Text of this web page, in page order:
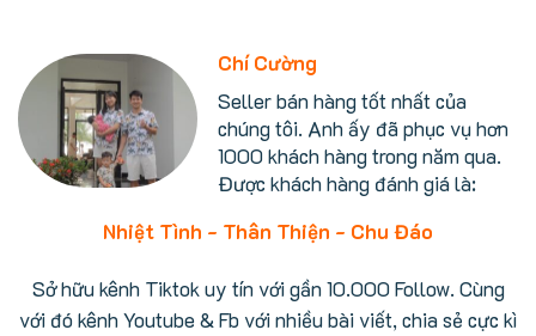
Chí Cường
Seller bán hàng tốt nhất của
chúng tôi. Anh ấy đã phục vụ hơn
1000 khách hàng trong năm qua.
Được khách hàng đánh giá là:
Nhiệt Tình - Thân Thiện - Chu Đáo
Sở hữu kênh Tiktok uy tín với gần 10.000 Follow. Cùng
với đó kênh Youtube & Fb với nhiều bài viết, chia sẻ cực kì